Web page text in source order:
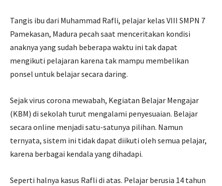
Tangis ibu dari Muhammad Rafli, pelajar kelas VIII SMPN 7
Pamekasan, Madura pecah saat menceritakan kondisi
anaknya yang sudah beberapa waktu ini tak dapat
mengikuti pelajaran karena tak mampu membelikan
ponsel untuk belajar secara daring.
Sejak virus corona mewabah, Kegiatan Belajar Mengajar
(KBM) di sekolah turut mengalami penyesuaian. Belajar
secara online menjadi satu-satunya pilihan. Namun
ternyata, sistem ini tidak dapat diikuti oleh semua pelajar,
karena berbagai kendala yang dihadapi.
Seperti halnya kasus Rafli di atas. Pelajar berusia 14 tahun